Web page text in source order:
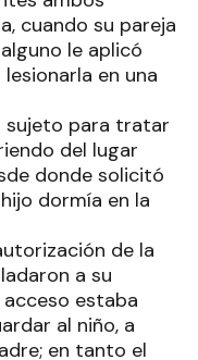
cuando su pareja
le aplicó
en una
sujeto para tratar
del lugar
donde solicitó
dormía en la
de la
a su
estaba
al niño, a
en tanto el